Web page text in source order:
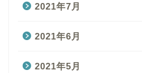
2021年7月
2021年6月
2021年5月